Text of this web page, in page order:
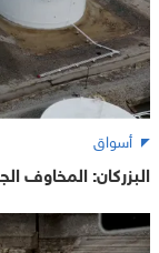
أسواق
البزركان: المخاوف